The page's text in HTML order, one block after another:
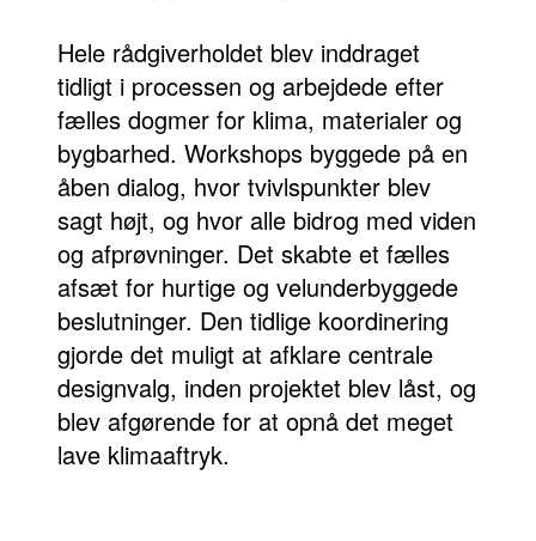
Hele rådgiverholdet blev inddraget
tidligt i processen og arbejdede efter
fælles dogmer for klima, materialer og
bygbarhed. Workshops byggede på en
åben dialog, hvor tvivlspunkter blev
sagt højt, og hvor alle bidrog med viden
og afprøvninger. Det skabte et fælles
afsæt for hurtige og velunderbyggede
beslutninger. Den tidlige koordinering
gjorde det muligt at afklare centrale
designvalg, inden projektet blev låst, og
blev afgørende for at opnå det meget
lave klimaaftryk.